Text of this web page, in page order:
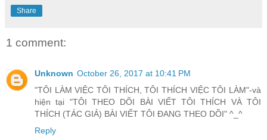
Share
1 comment:
Unknown October 26, 2017 at 10:41 PM
"TÔI LÀM VIỆC TÔI THÍCH, TÔI THÍCH VIỆC TÔI LÀM"-và
hiện tại "TÔI THEO DÕI BÀI VIẾT TÔI THÍCH VÀ TÔI
THÍCH (TÁC GIẢ) BÀI VIẾT TÔI ĐANG THEO DÕI" ^_^
Reply